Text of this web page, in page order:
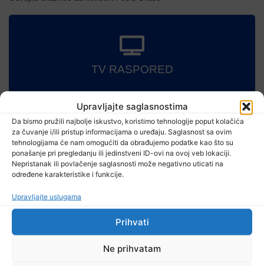
Upravljajte saglasnostima
Da bismo pružili najbolje iskustvo, koristimo tehnologije poput kolačića
za čuvanje i/ili pristup informacijama o uređaju. Saglasnost sa ovim
tehnologijama će nam omogućiti da obrađujemo podatke kao što su
ponašanje pri pregledanju ili jedinstveni ID-ovi na ovoj veb lokaciji.
Nepristanak ili povlačenje saglasnosti može negativno uticati na
određene karakteristike i funkcije.
Upravljajte uslugama
Prihvati
Ne prihvatam
TV RASPORED
Pročitajte...